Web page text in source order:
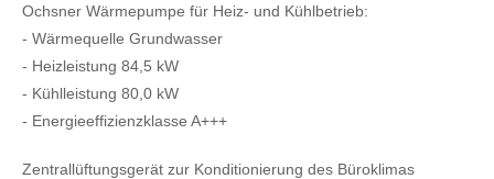
Ochsner Wärmepumpe für Heiz- und Kühlbetrieb:
- Wärmequelle Grundwasser
- Heizleistung 84,5 kW
- Kühlleistung 80,0 kW
- Energieeffizienzklasse A+++
Zentrallüftungsgerät zur Konditionierung des Büroklimas